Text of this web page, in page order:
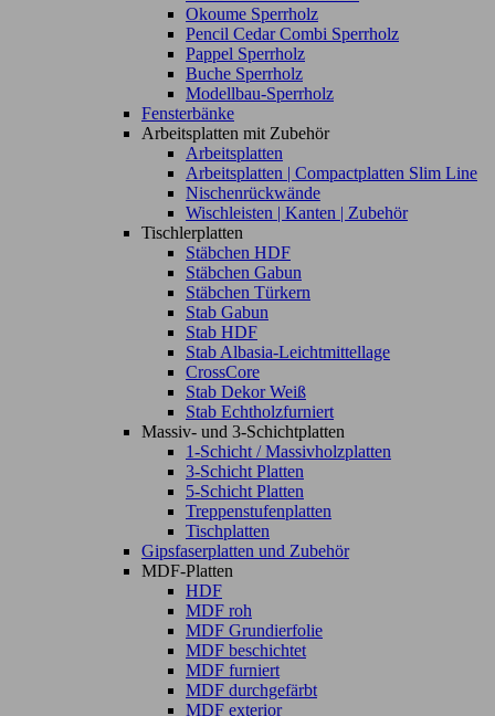
Okoume Sperrholz
Pencil Cedar Combi Sperrholz
Pappel Sperrholz
Buche Sperrholz
Modellbau-Sperrholz
Fensterbänke
Arbeitsplatten mit Zubehör
Arbeitsplatten
Arbeitsplatten | Compactplatten Slim Line
Nischenrückwände
Wischleisten | Kanten | Zubehör
Tischlerplatten
Stäbchen HDF
Stäbchen Gabun
Stäbchen Türkern
Stab Gabun
Stab HDF
Stab Albasia-Leichtmittellage
CrossCore
Stab Dekor Weiß
Stab Echtholzfurniert
Massiv- und 3-Schichtplatten
1-Schicht / Massivholzplatten
3-Schicht Platten
5-Schicht Platten
Treppenstufenplatten
Tischplatten
Gipsfaserplatten und Zubehör
MDF-Platten
HDF
MDF roh
MDF Grundierfolie
MDF beschichtet
MDF furniert
MDF durchgefärbt
MDF exterior